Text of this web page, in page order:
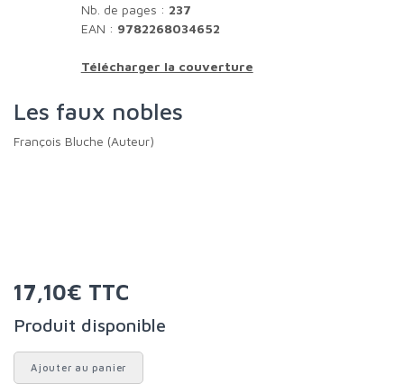
Nb. de pages : 237
EAN : 9782268034652
Télécharger la couverture
Les faux nobles
François Bluche (Auteur)
17,10€ TTC
Produit disponible
Ajouter au panier